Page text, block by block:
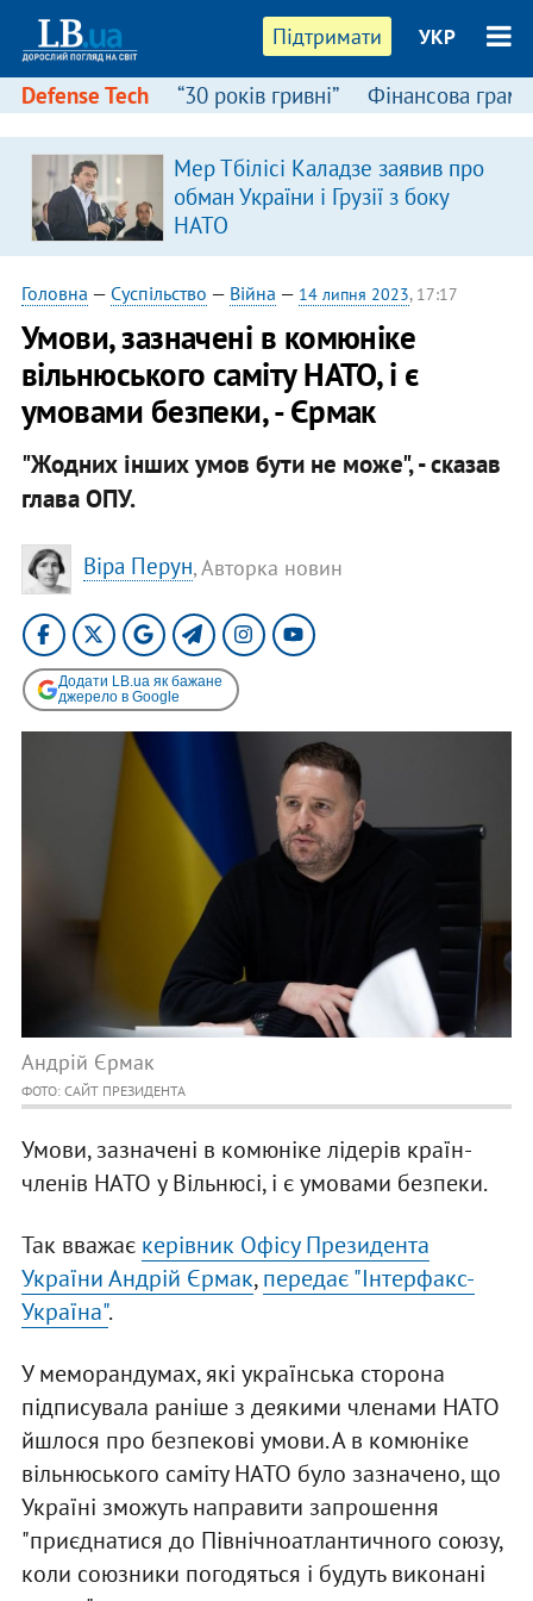
Підтримати УКР
Defense Tech “30 років гривні” Фінансова
Мер Тбілісі Каладзе заявив про
обман України і Грузії з боку
НАТО
Головна — Суспільство — Війна — 14 липня 2023, 17:17
Умови, зазначені в комюніке
вільнюського саміту НАТО, і є
умовами безпеки, - Єрмак
"Жодних інших умов бути не може", - сказав
глава ОПУ.
Віра Перун, Авторка новин
Додати LB.ua як бажане
джерело в Google
Андрій Єрмак
ФОТО: САЙТ ПРЕЗИДЕНТА
Умови, зазначені в комюніке лідерів країн-
членів НАТО у Вільнюсі, і є умовами безпеки.
Так вважає керівник Офісу Президента
України Андрій Єрмак,передає "Інтерфакс-
Україна".
У меморандумах, які українська сторона
підписувала раніше з деякими членами НАТО
йшлося про безпекові умови. А в комюніке
вільнюського саміту НАТО було зазначено, що
Україні зможуть направити запрошення
"приєднатися до Північноатлантичного союзу,
коли союзники погодяться і будуть виконані